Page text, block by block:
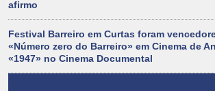
afirmo
Festival Barreiro em Curtas foram
«Número zero do Barreiro» em Cinema de
«1947» no Cinema Documental